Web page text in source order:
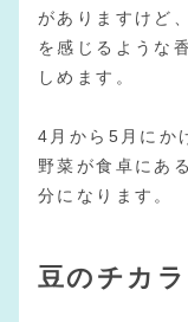
がありますけど
を感じるような
しめます。
4月から5月にか
野菜が食卓にあ
分になります。
豆のチカラ